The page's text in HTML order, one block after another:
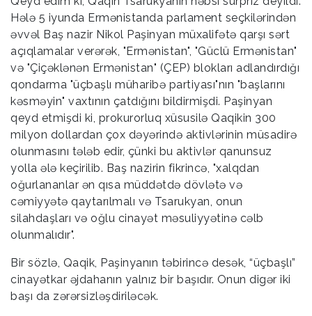
Hələ 5 iyunda Ermənistanda parlament seçkilərindən
əvvəl Baş nazir Nikol Paşinyan müxalifətə qarşı sərt
açıqlamalar verərək, "Ermənistan", "Güclü Ermənistan"
və "Çiçəklənən Ermənistan" (ÇEP) blokları adlandırdığı
qondarma "üçbaşlı müharibə partiyası"nın "başlarını
kəsməyin" vaxtının çatdığını bildirmişdi. Paşinyan
qeyd etmişdi ki, prokurorluq xüsusilə Qaqikin 300
milyon dollardan çox dəyərində aktivlərinin müsadirə
olunmasını tələb edir, çünki bu aktivlər qanunsuz
yolla ələ keçirilib. Baş nazirin fikrincə, "xalqdan
oğurlananlar ən qısa müddətdə dövlətə və
cəmiyyətə qaytarılmalı və Tsarukyan, onun
silahdaşları və oğlu cinayət məsuliyyətinə cəlb
olunmalıdır".
Bir sözlə, Qaqik, Paşinyanın təbirincə desək, “üçbaşlı”
cinayətkar əjdahanın yalnız bir başıdır. Onun digər iki
başı da zərərsizləşdiriləcək.